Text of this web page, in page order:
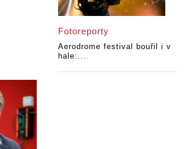
Fotoreporty
Aerodrome festival bouřil i v
hale:...